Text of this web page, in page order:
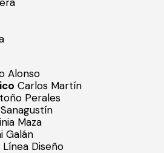
Alonso
Carlos Martín
Perales
Maza
Galán
Línea Diseño